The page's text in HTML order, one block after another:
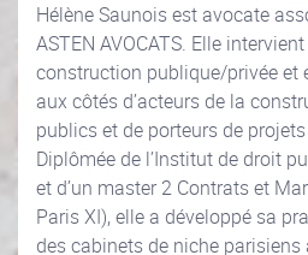
Hélène Saunois est avocate
ASTEN AVOCATS. Elle
construction publique/privée et
aux côtés d’acteurs de la
publics et de porteurs de
Diplômée de l’Institut de droit
et d’un master 2 Contrats et
Paris XI), elle a développé sa
des cabinets de niche parisiens